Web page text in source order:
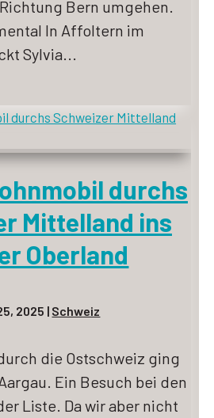
Bern umgehen.
In Affoltern im
Sylvia...
durchs
Mittelland ins
Oberland
2025 | Schweiz
die Ostschweiz ging
Ein Besuch bei den
Liste. Da wir aber nicht